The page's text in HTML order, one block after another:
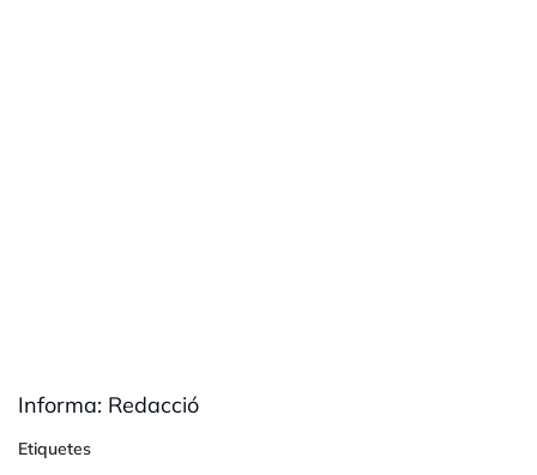
Informa: Redacció
Etiquetes